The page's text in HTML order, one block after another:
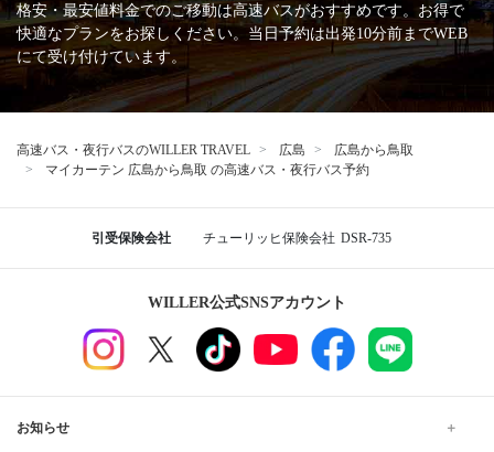
格安・最安値料金でのご移動は高速バスがおすすめです。お得で
快適なプランをお探しください。当日予約は出発10分前までWEB
にて受け付けています。
高速バス・夜行バスのWILLER TRAVEL 広島
広島から鳥取
マイカーテン 広島から鳥取 の高速バス・夜行バス予約
引受保険会社 チューリッヒ保険会社 DSR-735
WILLER公式SNSアカウント
お知らせ